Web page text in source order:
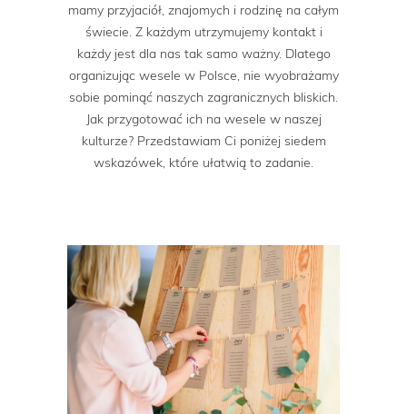
mamy przyjaciół, znajomych i rodzinę na całym
świecie. Z każdym utrzymujemy kontakt i
każdy jest dla nas tak samo ważny. Dlatego
organizując wesele w Polsce, nie wyobrażamy
sobie pominąć naszych zagranicznych bliskich.
Jak przygotować ich na wesele w naszej
kulturze? Przedstawiam Ci poniżej siedem
wskazówek, które ułatwią to zadanie.